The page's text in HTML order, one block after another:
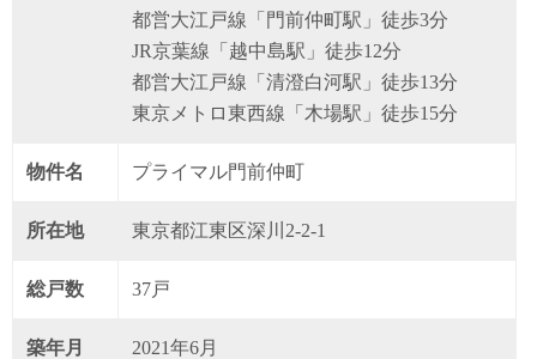
都営大江戸線「門前仲町駅」徒歩3分
JR京葉線「越中島駅」徒歩12分
都営大江戸線「清澄白河駅」徒歩13分
東京メトロ東西線「木場駅」徒歩15分
物件名 プライマル門前仲町
所在地 東京都江東区深川2-2-1
総戸数 37戸
築年月 2021年6月